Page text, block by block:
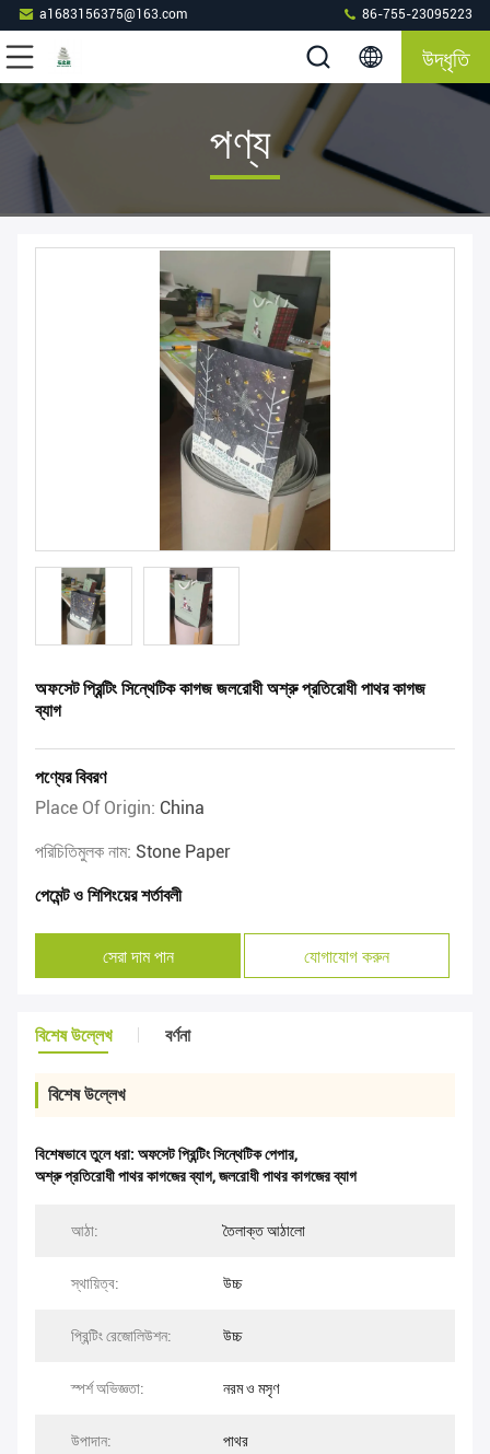
a1683156375@163.com 86-755-23095223
উদ্ধৃতি
পণ্য
অফসেট প্রিন্টিং সিন্থেটিক কাগজ জলরোধী অশ্রু প্রতিরোধী পাথর কাগজ
ব্যাগ
পণ্যের বিবরণ
Place Of Origin: China
পরিচিতিমুলক নাম: Stone Paper
পেমেন্ট ও শিপিংয়ের শর্তাবলী
সেরা দাম পান যোগাযোগ করুন
বিশেষ উল্লেখ বর্ণনা
বিশেষ উল্লেখ
বিশেষভাবে তুলে ধরা: অফসেট প্রিন্টিং সিন্থেটিক পেপার,
অশ্রু প্রতিরোধী পাথর কাগজের ব্যাগ,জলরোধী পাথর কাগজের ব্যাগ
আঠা: তৈলাক্ত আঠালো
স্থায়িত্ব: উচ্চ
প্রিন্টিং রেজোলিউশন: উচ্চ
স্পর্শ অভিজ্ঞতা: নরম ও মসৃণ
উপাদান: পাথর